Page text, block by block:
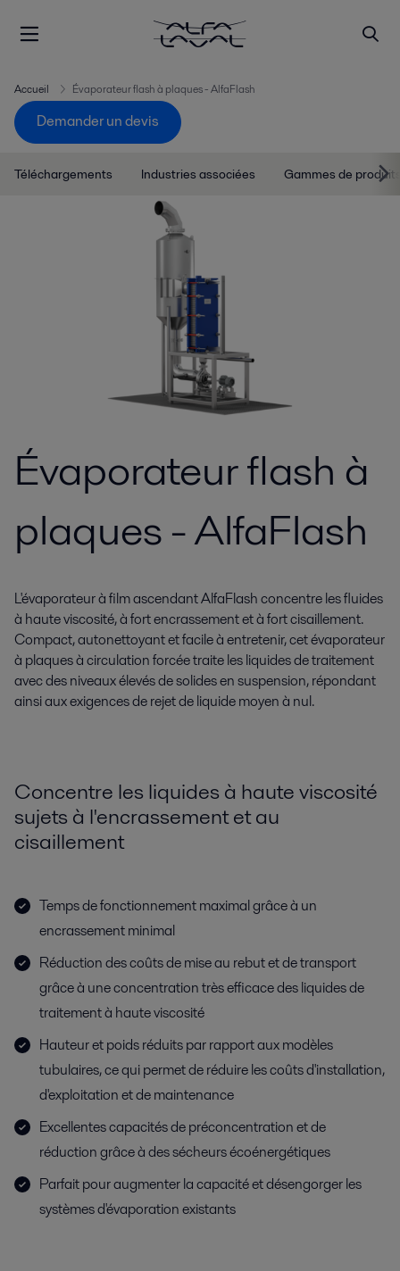
Accueil Évaporateur flash à plaques - AlfaFlash
Demander un devis
Téléchargements Industries associées Gammes de
Évaporateur flash à
plaques - AlfaFlash
L'évaporateur à film ascendant AlfaFlash concentre les fluides
à haute viscosité, à fort encrassement et à fort cisaillement.
Compact, autonettoyant et facile à entretenir, cet évaporateur
à plaques à circulation forcée traite les liquides de traitement
avec des niveaux élevés de solides en suspension, répondant
ainsi aux exigences de rejet de liquide moyen à nul.
Concentre les liquides à haute viscosité
sujets à l'encrassement et au
cisaillement
Temps de fonctionnement maximal grâce à un
encrassement minimal
Réduction des coûts de mise au rebut et de transport
grâce à une concentration très efficace des liquides de
traitement à haute viscosité
Hauteur et poids réduits par rapport aux modèles
tubulaires, ce qui permet de réduire les coûts d'installation,
d'exploitation et de maintenance
Excellentes capacités de préconcentration et de
réduction grâce à des sécheurs écoénergétiques
Parfait pour augmenter la capacité et désengorger les
systèmes d'évaporation existants